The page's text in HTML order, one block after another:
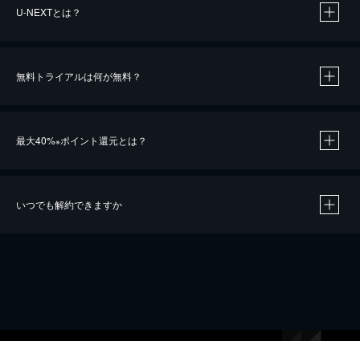
U-NEXTとは？
無料トライアルは何が無料？
最大40%※ポイント還元とは？
いつでも解約できますか